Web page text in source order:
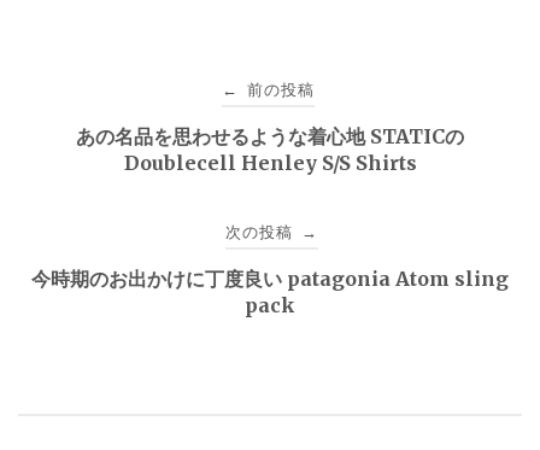
ゲ
← 前の投稿
あの名品を思わせるような着心地 STATICの
Doublecell Henley S/S Shirts
次の投稿 →
今時期のお出かけに丁度良い patagonia Atom sling
pack